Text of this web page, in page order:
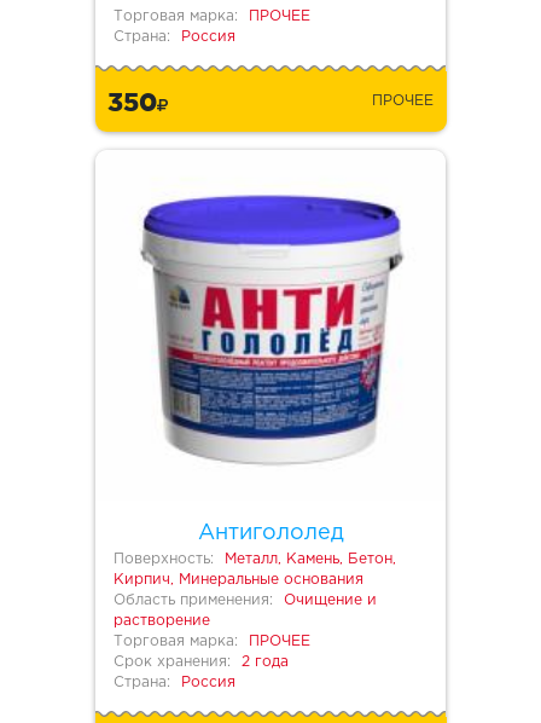
Торговая марка:
ПРОЧЕЕ
Страна:
Россия
350 ПРОЧЕЕ
Антигололед
Поверхность:
Металл, Камень, Бетон,
Кирпич, Минеральные основания
Область применения:
Очищение и
растворение
Торговая марка:
ПРОЧЕЕ
Срок хранения:
2 года
Страна:
Россия